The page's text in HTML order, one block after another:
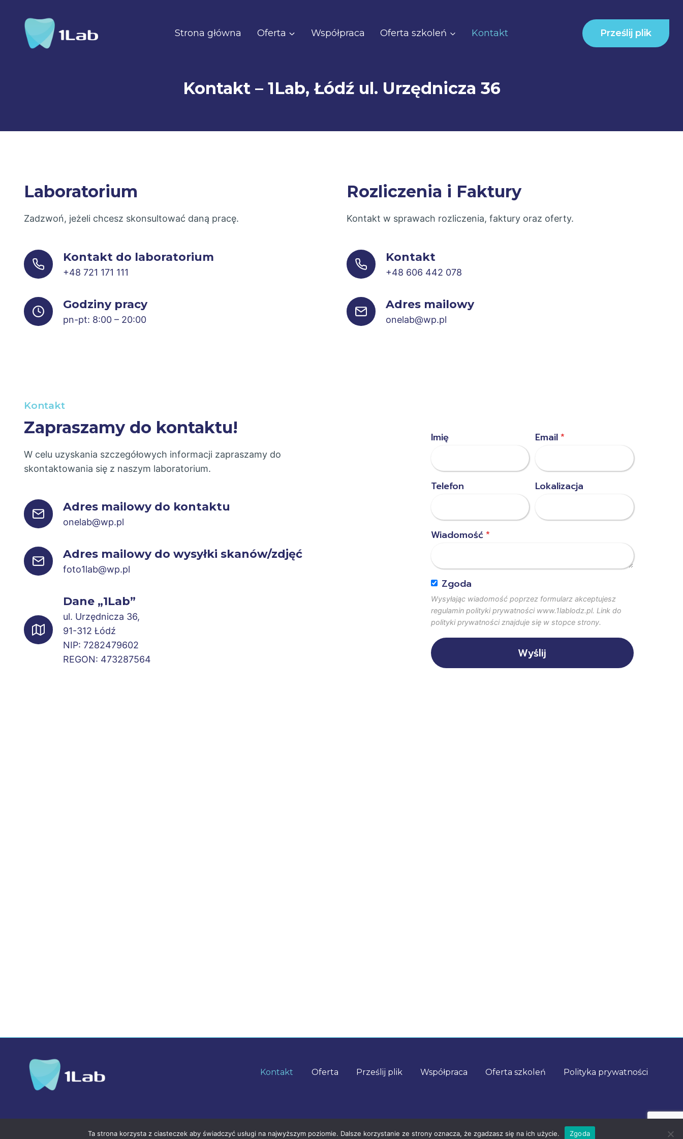
Strona główna Oferta Współpraca Oferta szkoleń Kontakt Prześlij plik
Kontakt – 1Lab, Łódź ul. Urzędnicza 36
Laboratorium
Zadzwoń, jeżeli chcesz skonsultować daną pracę.
Kontakt do laboratorium
+48 721 171 111
Godziny pracy
pn-pt: 8:00 – 20:00
Rozliczenia i Faktury
Kontakt w sprawach rozliczenia, faktury oraz oferty.
Kontakt
+48 606 442 078
Adres mailowy
onelab@wp.pl
Kontakt
Zapraszamy do kontaktu!
W celu uzyskania szczegółowych informacji zapraszamy do
skontaktowania się z naszym laboratorium.
Adres mailowy do kontaktu
onelab@wp.pl
Adres mailowy do wysyłki skanów/zdjęć
foto1lab@wp.pl
Dane „1Lab”
ul. Urzędnicza 36,
91-312 Łódź
NIP: 7282479602
REGON: 473287564
Imię Email*
Telefon Lokalizacja
Wiadomość*
Zgoda
Wysyłając wiadomość poprzez formularz akceptujesz
regulamin polityki prywatności www.1lablodz.pl. Link do
polityki prywatności znajduje się w stopce strony.
Wyślij
Kontakt Oferta Prześlij plik Współpraca Oferta szkoleń Polityka prywatności
Ta strona korzysta z ciasteczek aby świadczyć usługi na najwyższym poziomie. Dalsze korzystanie ze strony oznacza, że zgadzasz się na ich użycie. Zgoda